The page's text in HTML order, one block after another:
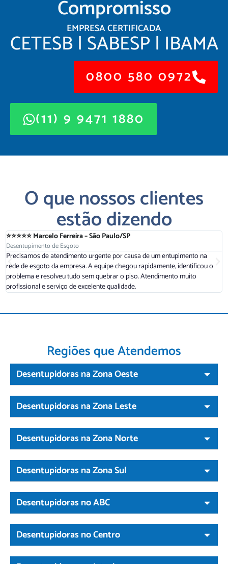
Compromisso
EMPRESA CERTIFICADA
CETESB | SABESP | IBAMA
0800 580 0972
(11) 9 9471 1880
O que nossos clientes
estão dizendo
⭐⭐⭐⭐⭐ Marcelo Ferreira – São Paulo/SP
Desentupimento de Esgoto
Precisamos de atendimento urgente por causa de um entupimento na
rede de esgoto da empresa. A equipe chegou rapidamente, identificou o
problema e resolveu tudo sem quebrar o piso. Atendimento muito
profissional e serviço de excelente qualidade.
Regiões que Atendemos
Desentupidoras na Zona Oeste
Desentupidoras na Zona Leste
Desentupidoras na Zona Norte
Desentupidoras na Zona Sul
Desentupidoras no ABC
Desentupidoras no Centro